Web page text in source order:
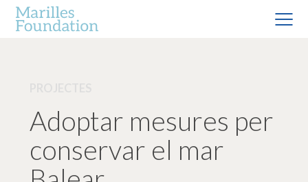
Adoptar mesures per
conservar el mar